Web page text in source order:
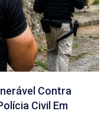
Contra
Civil Em